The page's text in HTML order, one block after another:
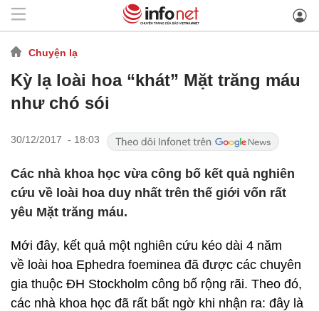
Chuyện lạ
Kỳ lạ loài hoa “khát” Mặt trăng máu
như chó sói
30/12/2017 - 18:03
Các nhà khoa học vừa công bố kết quả nghiên
cứu về loài hoa duy nhất trên thế giới vốn rất
yêu Mặt trăng máu.
Mới đây, kết quả một nghiên cứu kéo dài 4 năm
về loài hoa Ephedra foeminea đã được các chuyên
gia thuộc ĐH Stockholm công bố rộng rãi. Theo đó,
các nhà khoa học đã rất bất ngờ khi nhận ra: đây là